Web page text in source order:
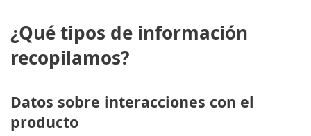
¿Qué tipos de información
recopilamos?
Datos sobre interacciones con el
producto